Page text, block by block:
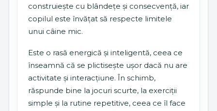
construiește cu blândețe și consecvență, iar
copilul este învățat să respecte limitele
unui câine mic.
Este o rasă energică și inteligentă, ceea ce
înseamnă că se plictisește ușor dacă nu are
activitate și interacțiune. În schimb,
răspunde bine la jocuri scurte, la exerciții
simple și la rutine repetitive, ceea ce îl face